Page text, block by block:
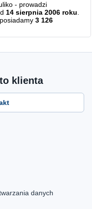
- prowadzi
14 sierpnia 2006 roku
3 126
klienta
danych